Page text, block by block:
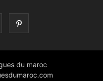
du maroc